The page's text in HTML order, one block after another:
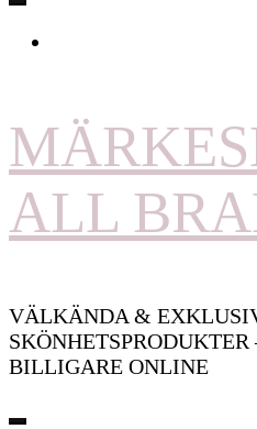
ALL
VÄLKÄNDA &
BILLIGARE ONLINE